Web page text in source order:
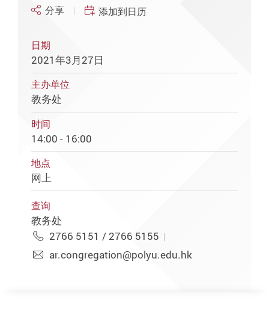
分享 添加到日历
日期
2021年3月27日
主办单位
教务处
时间
14:00 - 16:00
地点
网上
查询
教务处
2766 5151 / 2766 5155
ar.congregation@polyu.edu.hk